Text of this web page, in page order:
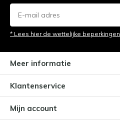
* Lees hier de wettelijke beperkingen
Meer informatie
Klantenservice
Mijn account